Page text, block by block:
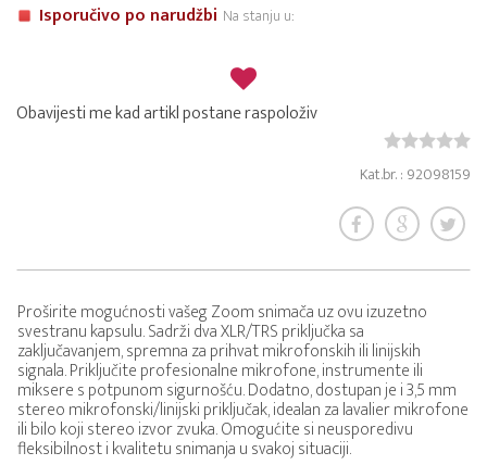
Isporučivo po narudžbi Na stanju u:
Obavijesti me kad artikl postane raspoloživ
Kat.br. : 92098159
Proširite mogućnosti vašeg Zoom snimača uz ovu izuzetno
svestranu kapsulu. Sadrži dva XLR/TRS priključka sa
zaključavanjem, spremna za prihvat mikrofonskih ili linijskih
signala. Priključite profesionalne mikrofone, instrumente ili
miksere s potpunom sigurnošću. Dodatno, dostupan je i 3,5 mm
stereo mikrofonski/linijski priključak, idealan za lavalier mikrofone
ili bilo koji stereo izvor zvuka. Omogućite si neusporedivu
fleksibilnost i kvalitetu snimanja u svakoj situaciji.